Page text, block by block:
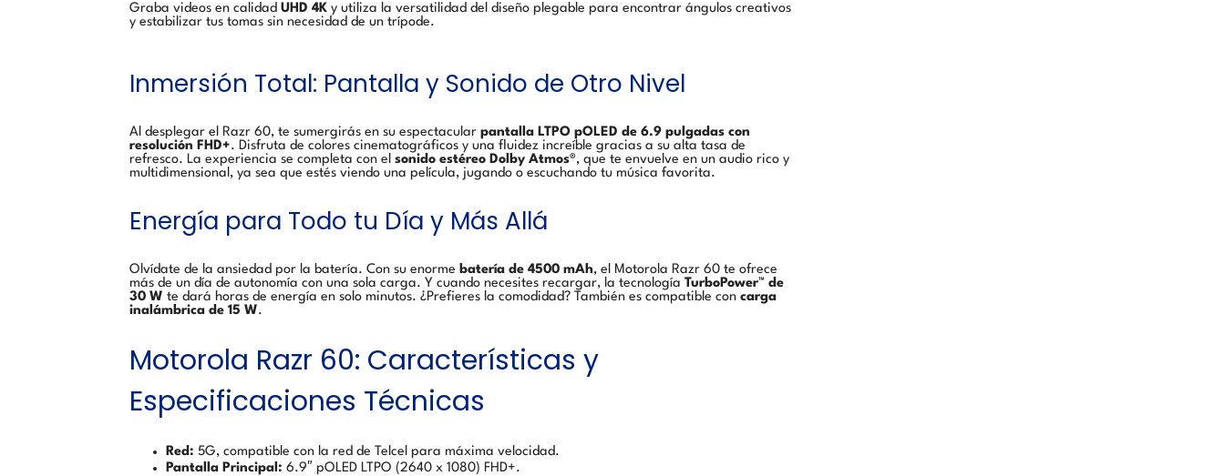
Graba videos en calidad UHD 4K y utiliza la versatilidad del diseño plegable para encontrar ángulos creativos
y estabilizar tus tomas sin necesidad de un trípode.
Inmersión Total: Pantalla y Sonido de Otro Nivel
Al desplegar el Razr 60, te sumergirás en su espectacular pantalla LTPO pOLED de 6.9 pulgadas con
resolución FHD+. Disfruta de colores cinematográficos y una fluidez increíble gracias a su alta tasa de
refresco. La experiencia se completa con el sonido estéreo Dolby Atmos®, que te envuelve en un audio rico y
multidimensional, ya sea que estés viendo una película, jugando o escuchando tu música favorita.
Energía para Todo tu Día y Más Allá
Olvídate de la ansiedad por la batería. Con su enorme batería de 4500 mAh, el Motorola Razr 60 te ofrece
más de un día de autonomía con una sola carga. Y cuando necesites recargar, la tecnología TurboPower™ de
30 W te dará horas de energía en solo minutos. ¿Prefieres la comodidad? También es compatible con carga
inalámbrica de 15 W.
Motorola Razr 60: Características y
Especificaciones Técnicas
Red: 5G, compatible con la red de Telcel para máxima velocidad.
Pantalla Principal: 6.9″ pOLED LTPO (2640 x 1080) FHD+.